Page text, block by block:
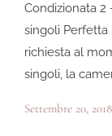
Condizionata
singoli Perfetta
richiesta al
singoli, la
Settembre 20, 2018